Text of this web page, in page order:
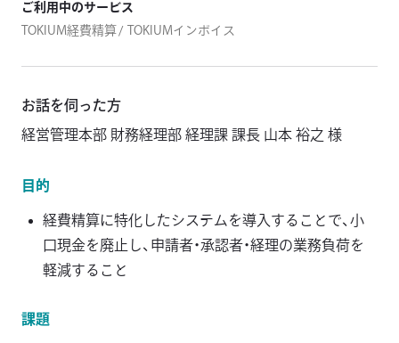
ご利用中のサービス
TOKIUM経費精算
TOKIUMインボイス
お話を伺った方
経営管理本部 財務経理部 経理課 課長 山本 裕之 様
目的
経費精算に特化したシステムを導入することで、小
口現金を廃止し、申請者・承認者・経理の業務負荷を
軽減すること
課題